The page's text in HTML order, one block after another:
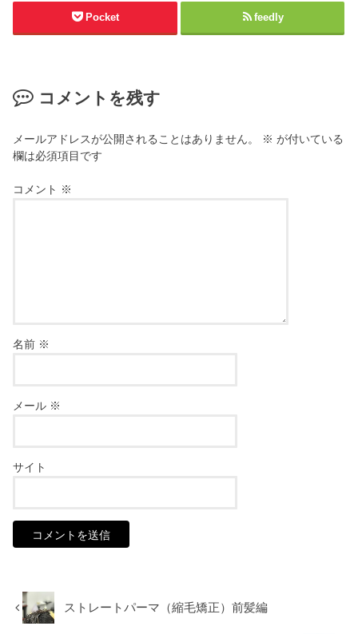
Pocket feedly
コメントを残す
メールアドレスが公開されることはありません。 ※ が付いている
欄は必須項目です
コメント ※
名前 ※
メール ※
サイト
ストレートパーマ（縮毛矯正）前髪編